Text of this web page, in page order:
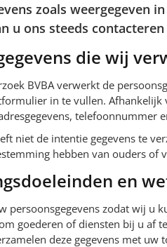
zoals weergegeven
u ons steeds
die wij
BVBA verwerkt de
in te vullen.
telefoonnummer
niet de intentie gegevens te
hebben van ouders of
en
persoonsgegevens zodat wij u
goederen of diensten bij u af
deze gegevens met